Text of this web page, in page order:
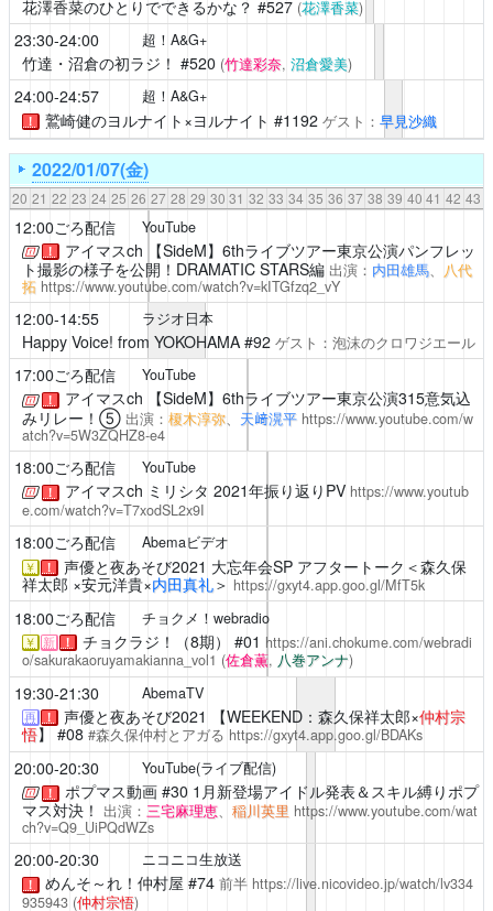
花澤香菜のひとりでできるかな？ #527 (花澤香菜)
23:30-24:00 超！A&G+
竹達・沼倉の初ラジ！ #520 (竹達彩奈, 沼倉愛美)
24:00-24:57 超！A&G+
！ 鷲崎健のヨルナイト×ヨルナイト #1192 ゲスト： 早見沙織
2022/01/07(金)
20 21 22 23 24 25 26 27 28 29 30 31 32 33 34 35 36 37 38 39 40 41 42 43
12:00ごろ配信 YouTube
！ アイマスch 【SideM】6thライブツアー東京公演パンフレッ
ト撮影の様子を公開！DRAMATIC STARS編 出演： 内田雄馬、 八代
拓 https://www.youtube.com/watch?v=kITGfzq2_vY
12:00-14:55 ラジオ日本
Happy Voice! from YOKOHAMA#92 ゲスト：泡沫のクロワジエール
17:00ごろ配信 YouTube
！ アイマスch 【SideM】6thライブツアー東京公演315意気込
みリレー！⑤ 出演： 榎木淳弥、 天﨑滉平 https://www.youtube.com/w
atch?v=5W3ZQHZ8-e4
18:00ごろ配信 YouTube
！ アイマスch ミリシタ 2021年振り返りPV https://www.youtub
e.com/watch?v=T7xodSL2x9I
18:00ごろ配信 Abemaビデオ
￥ ！ 声優と夜あそび2021 大忘年会SP アフタートーク＜森久保
祥太郎 ×安元洋貴×内田真礼＞ https://gxyt4.app.goo.gl/MfT5k
18:00ごろ配信 チョクメ！webradio
￥ 新 ！ チョクラジ！（8期） #01 https://ani.chokume.com/webradi
o/sakurakaoruyamakianna_vol1 (佐倉薫, 八巻アンナ)
19:30-21:30 AbemaTV
再 ！ 声優と夜あそび2021 【WEEKEND：森久保祥太郎×仲村宗
悟】 #08 #森久保仲村とアガる https://gxyt4.app.goo.gl/BDAKs
20:00-20:30 YouTube(ライブ配信)
！ ポプマス動画#30 1月新登場アイドル発表＆スキル縛りポプ
マス対決！
出演： 三宅麻理恵、 稲川英里 https://www.youtube.com/wat
ch?v=Q9_UiPQdWZs
20:00-20:30 ニコニコ生放送
！ めんそ～れ！仲村屋 #74 前半 https://live.nicovideo.jp/watch/lv334
935943 (仲村宗悟)